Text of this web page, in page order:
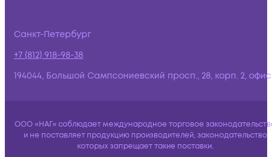
Санкт-Петербург
+7 (812) 918-98-38
194044, Большой Сампсониевский просп., 28, корп. 2,
ООО «НАГ» соблюдает международное торговое
и не поставляет продукцию производителей, законодательство
которых запрещает такие поставки.